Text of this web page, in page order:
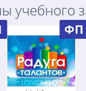
учебного
ФП